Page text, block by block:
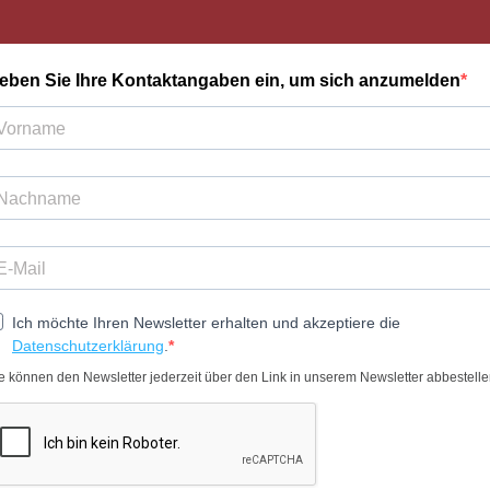
Sie Ihre Kontaktangaben ein, um sich anzumelden
Ich möchte Ihren Newsletter erhalten und akzeptiere die
Datenschutzerklärung
können den Newsletter jederzeit über den Link in unserem Newsletter